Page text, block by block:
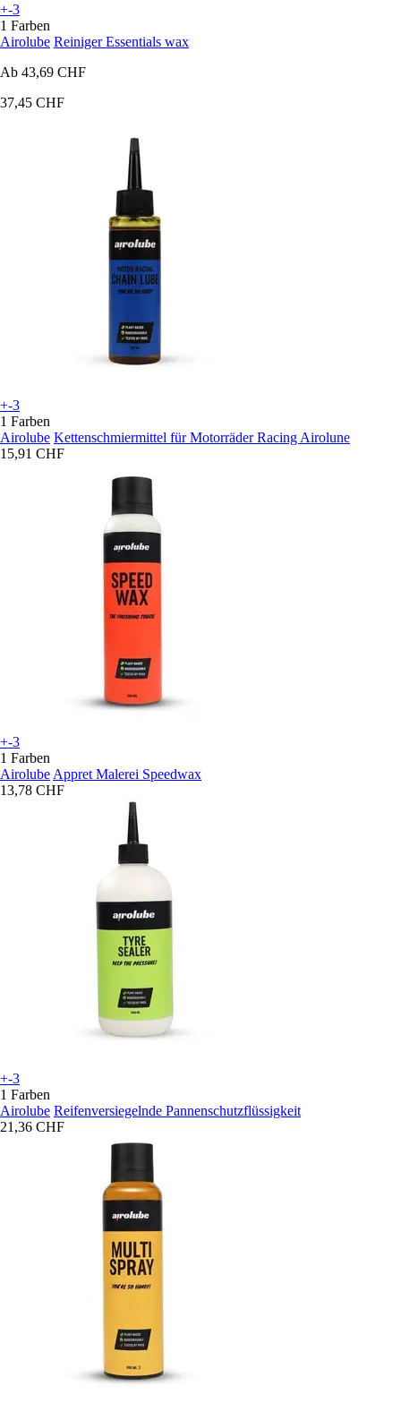
+-3
1 Farben
Airolube Reiniger Essentials wax
Ab 43,69 CHF
37,45 CHF
+-3
1 Farben
Airolube Kettenschmiermittel für Motorräder Racing Airolune
15,91 CHF
+-3
1 Farben
Airolube Appret Malerei Speedwax
13,78 CHF
+-3
1 Farben
Airolube Reifenversiegelnde Pannenschutzflüssigkeit
21,36 CHF